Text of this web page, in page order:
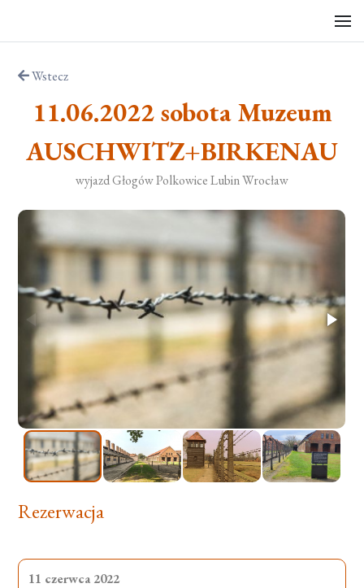
Wstecz
11.06.2022 sobota Muzeum
AUSCHWITZ+BIRKENAU
wyjazd Głogów Polkowice Lubin Wrocław
Rezerwacja
11 czerwca 2022